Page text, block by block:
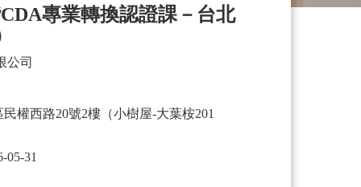
專業轉換認證課－台北
公司
權西路20號2樓（小樹屋-大葉桉201
05-31